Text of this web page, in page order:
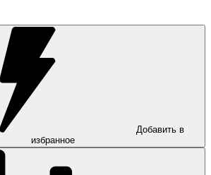
Добавить в
избранное